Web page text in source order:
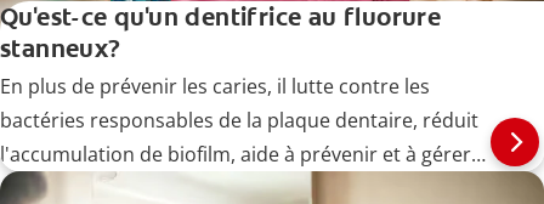
Qu'est-ce qu'un dentifrice au fluorure
stanneux?
En plus de prévenir les caries, il lutte contre les
bactéries responsables de la plaque dentaire, réduit
l'accumulation de biofilm, aide à prévenir et à gérer
les maladies des gencives (gingivites) à un stade